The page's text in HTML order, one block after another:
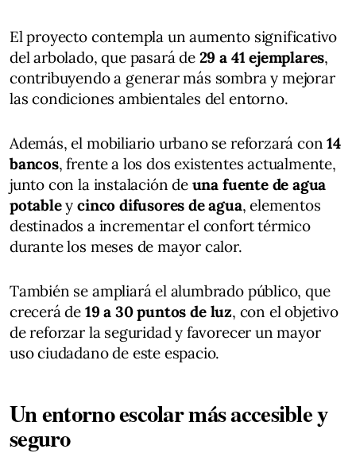
El proyecto contempla un aumento significativo
del arbolado, que pasará de 29 a 41 ejemplares,
contribuyendo a generar más sombra y mejorar
las condiciones ambientales del entorno.
Además, el mobiliario urbano se reforzará con14
bancos, frente a los dos existentes actualmente,
junto con la instalación de una fuente de agua
potableycinco difusores de agua, elementos
destinados a incrementar el confort térmico
durante los meses de mayor calor.
También se ampliará el alumbrado público, que
crecerá de 19 a 30 puntos de luz, con el objetivo
de reforzar la seguridad y favorecer un mayor
uso ciudadano de este espacio.
Un entorno escolar más accesible y
seguro